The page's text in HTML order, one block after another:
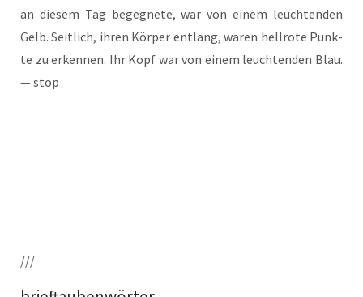
an die­sem Tag begeg­ne­te, war von einem leuch­ten­den
Gelb. Seit­lich, ihren Kör­per ent­lang, waren hell­ro­te Punk­
te zu erken­nen. Ihr Kopf war von einem leuch­ten­den Blau.
— stop
///